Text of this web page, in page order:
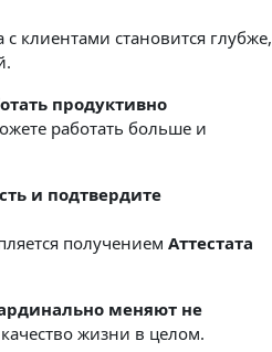
клиентами становится глубже,
продуктивно
работать больше и
и подтвердите
получением Аттестата
меняют не
жизни в целом.